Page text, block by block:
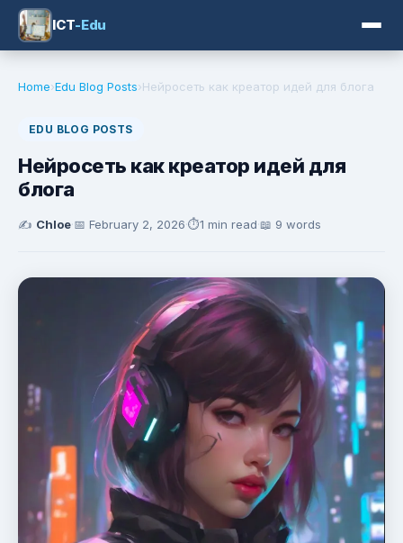
ICT-Edu
Home›Edu Blog Posts›Нейросеть как креатор идей для блога
EDU BLOG POSTS
Нейросеть как креатор идей для
блога
✍️ Chloe·📅 February 2, 2026·⏱️1 min read·📖 9 words